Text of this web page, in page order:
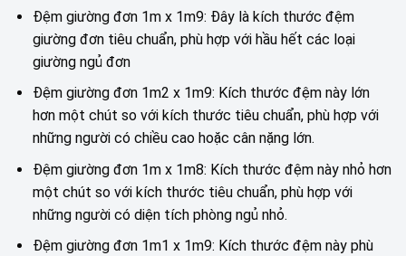
Đệm giường đơn 1m x 1m9: Đây là kích thước đệm
giường đơn tiêu chuẩn, phù hợp với hầu hết các loại
giường ngủ đơn
Đệm giường đơn 1m2 x 1m9: Kích thước đệm này lớn
hơn một chút so với kích thước tiêu chuẩn, phù hợp với
những người có chiều cao hoặc cân nặng lớn.
Đệm giường đơn 1m x 1m8: Kích thước đệm này nhỏ hơn
một chút so với kích thước tiêu chuẩn, phù hợp với
những người có diện tích phòng ngủ nhỏ.
Đệm giường đơn 1m1 x 1m9: Kích thước đệm này phù